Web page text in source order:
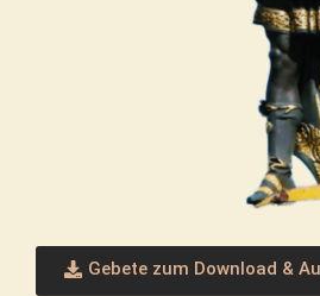
Gebete zum Download &